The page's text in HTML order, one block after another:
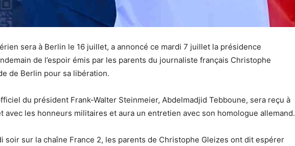
sera à Berlin le 16 juillet, a annoncé ce mardi 7 juillet la présidence
de l’espoir émis par les parents du journaliste français Christophe
de Berlin pour sa libération.
du président Frank-Walter Steinmeier, Abdelmadjid Tebboune, sera reçu à
avec les honneurs militaires et aura un entretien avec son homologue allemand.
soir sur la chaîne France 2, les parents de Christophe Gleizes ont dit espérer